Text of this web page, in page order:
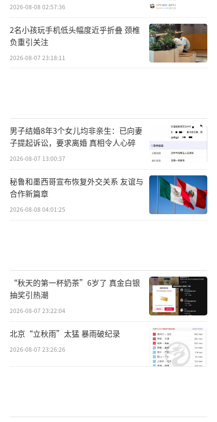
2026-08-08 02:57:36
2名小孩玩手机低头幅度近乎折叠 颈椎
负重引关注
2026-08-07 23:18:11
男子结婚8年3个女儿均非亲生：已向妻
子提起诉讼，要求离婚 真相令人心碎
2026-08-07 13:00:37
秘鲁和墨西哥宣布恢复外交关系 友谊与
合作新篇章
2026-08-08 04:01:25
“秋天的第一杯奶茶”6岁了 真金白银
抽奖引热潮
2026-08-07 23:22:04
北京“立秋雨”太猛 暴雨破纪录
2026-08-07 23:26:26